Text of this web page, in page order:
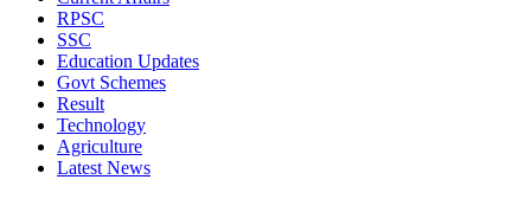
RPSC
SSC
Education Updates
Govt Schemes
Result
Technology
Agriculture
Latest News